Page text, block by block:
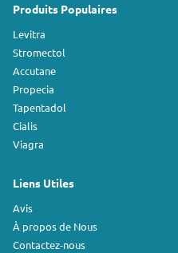
Produits Populaires
Levitra
Stromectol
Accutane
Propecia
Tapentadol
Cialis
Viagra
Liens Utiles
Avis
À propos de Nous
Contactez-nous